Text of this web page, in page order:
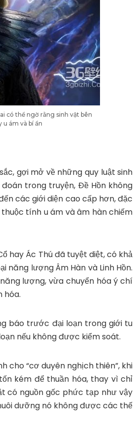
có thể ngờ rằng sinh vật bên
u ám và bí ẩn
gợi mở về những quy luật sinh
trong truyện, Đề Hồn không
các giới diện cao cấp hơn, đặc
tính u ám và âm hàn chiếm
hay Ác Thú đã tuyệt diệt, có khả
lượng Âm Hàn và Linh Hồn.
lượng, vừa chuyển hóa ý chí
hóa.
báo trước đại loạn trong giới tu
nếu không được kiểm soát.
cho “cơ duyên nghịch thiên”, khi
kém để thuần hóa, thay vì chỉ
có nguồn gốc phức tạp như vậy
dưỡng nó không được các thế